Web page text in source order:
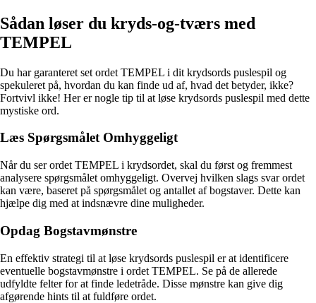
Sådan løser du kryds-og-tværs med
TEMPEL
Du har garanteret set ordet TEMPEL i dit krydsords puslespil og
spekuleret på, hvordan du kan finde ud af, hvad det betyder, ikke?
Fortvivl ikke! Her er nogle tip til at løse krydsords puslespil med dette
mystiske ord.
Læs Spørgsmålet Omhyggeligt
Når du ser ordet TEMPEL i krydsordet, skal du først og fremmest
analysere spørgsmålet omhyggeligt. Overvej hvilken slags svar ordet
kan være, baseret på spørgsmålet og antallet af bogstaver. Dette kan
hjælpe dig med at indsnævre dine muligheder.
Opdag Bogstavmønstre
En effektiv strategi til at løse krydsords puslespil er at identificere
eventuelle bogstavmønstre i ordet TEMPEL. Se på de allerede
udfyldte felter for at finde ledetråde. Disse mønstre kan give dig
afgørende hints til at fuldføre ordet.